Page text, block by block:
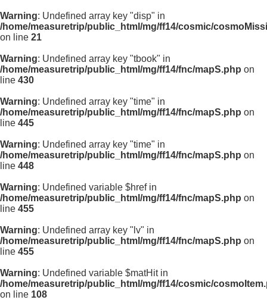
Warning: Undefined array key "disp" in
/home/measuretrip/public_html/mg/ff14/cosmic/
on line 21
Warning: Undefined array key "tbook" in
/home/measuretrip/public_html/mg/ff14/fnc/mapS.php on
line 430
Warning: Undefined array key "time" in
/home/measuretrip/public_html/mg/ff14/fnc/mapS.php on
line 445
Warning: Undefined array key "time" in
/home/measuretrip/public_html/mg/ff14/fnc/mapS.php on
line 448
Warning: Undefined variable $href in
/home/measuretrip/public_html/mg/ff14/fnc/mapS.php on
line 455
Warning: Undefined array key "lv" in
/home/measuretrip/public_html/mg/ff14/fnc/mapS.php on
line 455
Warning: Undefined variable $matHit in
/home/measuretrip/public_html/mg/ff14/cosmic/
on line 108